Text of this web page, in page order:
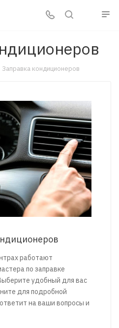
Заправка кондиционеров
работают
по заправке
удобный для вас
для подробной
на ваши вопросы и